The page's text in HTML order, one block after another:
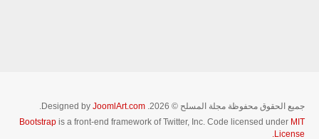
جميع الحقوق محفوظة مجلة المسلح © 2026. Designed by JoomlArt.com
.
Bootstrap is a front-end framework of Twitter, Inc. Code licensed under MIT
License.